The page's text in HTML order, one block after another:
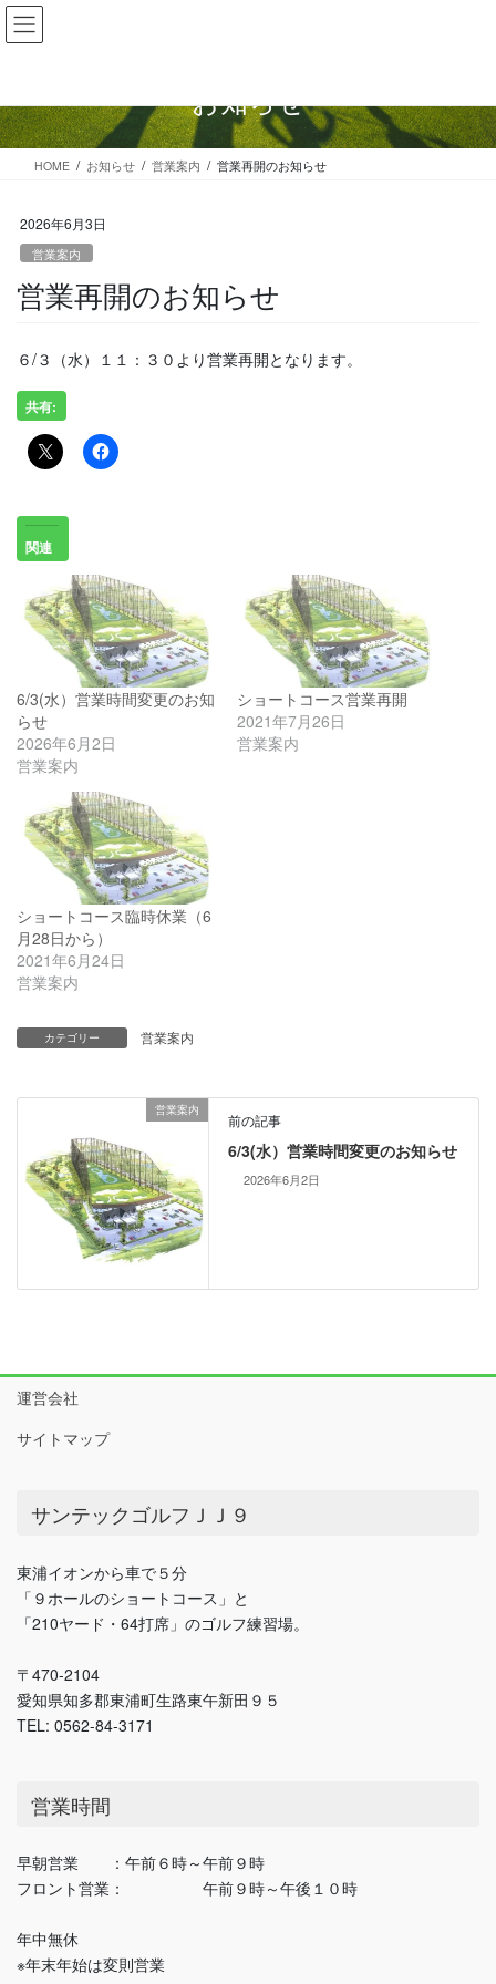
コ
ン
ツ
に
移
ナ
ビ
シ
ョ
ン
お知らせ
HOME お知らせ 営業案内 営業再開のお知らせ
2026年6月3日
営業案内
営業再開のお知らせ
６/３（水）１１：３０より営業再開となります。
共有:
関連
6/3(水）営業時間変更のお知
らせ
2026年6月2日
営業案内
ショートコース営業再開
2021年7月26日
営業案内
ショートコース臨時休業（6
月28日から）
2021年6月24日
営業案内
カテゴリー 営業案内
営業案内
前の記事
6/3(水）営業時間変更のお知らせ
2026年6月2日
運営会社
サイトマップ
サンテックゴルフＪＪ９
東浦イオンから車で５分
「９ホールのショートコース」と
「210ヤード・64打席」のゴルフ練習場。
〒470-2104
愛知県知多郡東浦町生路東午新田９５
TEL: 0562-84-3171
営業時間
早朝営業 ：午前６時～午前９時
フロント営業： 午前９時～午後１０時
年中無休
※年末年始は変則営業